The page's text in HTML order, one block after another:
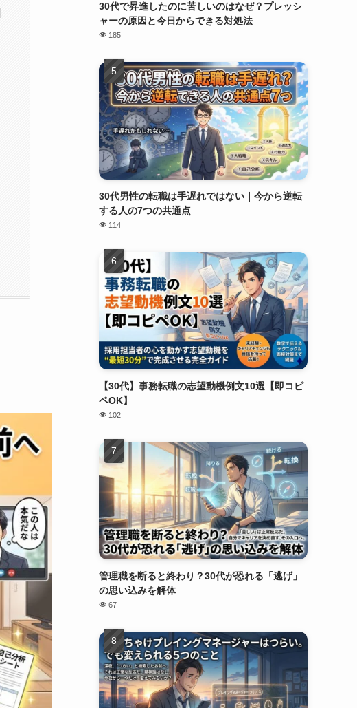
30代で昇進したのに苦しいのはなぜ？プレッシ
ャーの原因と今日からできる対処法
185
30代男性の転職は手遅れではない｜今から逆転
する人の7つの共通点
114
【30代】事務転職の志望動機例文10選【即コピ
ペOK】
102
管理職を断ると終わり？30代が恐れる「逃げ」
の思い込みを解体
67